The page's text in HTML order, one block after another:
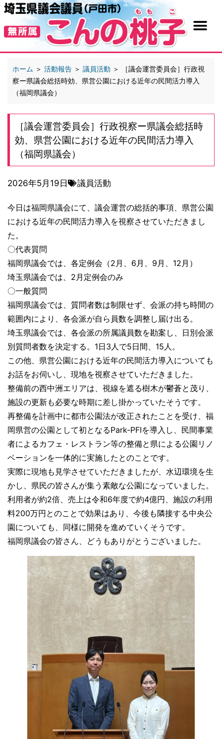
ホーム ＞ 活動報告 ＞ 議員活動 ＞
［議会運営委員会］行政視
察ー県議会総括時効、県営公園における近年の民間活力導入
（福岡県議会）
［議会運営委員会］行政視察ー県議会総括時
効、県営公園における近年の民間活力導入
（福岡県議会）
2026年5月19日 議員活動
今日は福岡県議会にて、議会運営の総括的事項、県営公園
における近年の民間活力導入を視察させていただきまし
た。
〇代表質問
福岡県議会では、各定例会（2月、6月、9月、12月）
埼玉県議会では、2月定例会のみ
〇一般質問
福岡県議会では、質問者数は制限せず、会派の持ち時間の
範囲内により、各会派が自ら員数を調整し届け出る。
埼玉県議会では、各会派の所属議員数を勘案し、日別会派
別質問者数を決定する。1日3人で5日間、15人。
この他、県営公園における近年の民間活力導入についても
お話をお伺いし、現地を視察させていただきました。
整備前の西中洲エリアは、視線を遮る樹木が鬱蒼と茂り、
施設の更新も必要な時期に差し掛かっていたそうです。
再整備を計画中に都市公園法が改正されたことを受け、福
岡県営の公園として初となるPark-PFIを導入し、民間事業
者によるカフェ・レストラン等の整備と県による公園リノ
ベーションを一体的に実施したとのことです。
実際に現地も見学させていただきましたが、水辺環境を生
かし、県民の皆さんが集う素敵な公園になっていました。
利用者が約2倍、売上は令和6年度で約4億円、施設の利用
料200万円とのことで効果はあり、今後も隣接する中央公
園についても、同様に開発を進めていくそうです。
福岡県議会の皆さん、どうもありがとうございました。